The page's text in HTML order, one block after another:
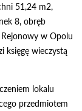
51,24 m2,
8, obręb
w Opolu
księgę wieczystą
lokalu
przedmiotem